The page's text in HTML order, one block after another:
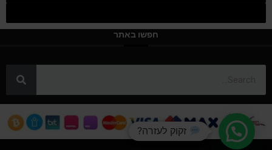
חפשו באתר
זקוק לעזרה?